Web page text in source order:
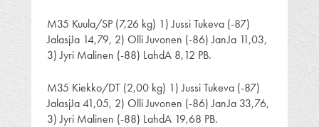
M35 Kuula/SP (7,26 kg) 1) Jussi Tukeva (-87)
JalasjJa 14,79, 2) Olli Juvonen (-86) JanJa 11,03,
3) Jyri Malinen (-88) LahdA 8,12 PB.
M35 Kiekko/DT (2,00 kg) 1) Jussi Tukeva (-87)
JalasjJa 41,05, 2) Olli Juvonen (-86) JanJa 33,76,
3) Jyri Malinen (-88) LahdA 19,68 PB.